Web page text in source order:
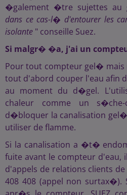
�galement �tre sujettes au
dans ce cas-l� d'entourer les
isolante " conseille Suez.
Si malgr� �a, j'ai un
Pour tout compteur gel�
tout d'abord couper l'eau afin
au moment du d�gel.
chaleur comme un s�che-
d�bloquer la canalisation
utiliser de flamme.
Si la canalisation a �t�
fuite avant le compteur d'eau,
d'appels de relations clients de
408 408 (appel non surtax�).